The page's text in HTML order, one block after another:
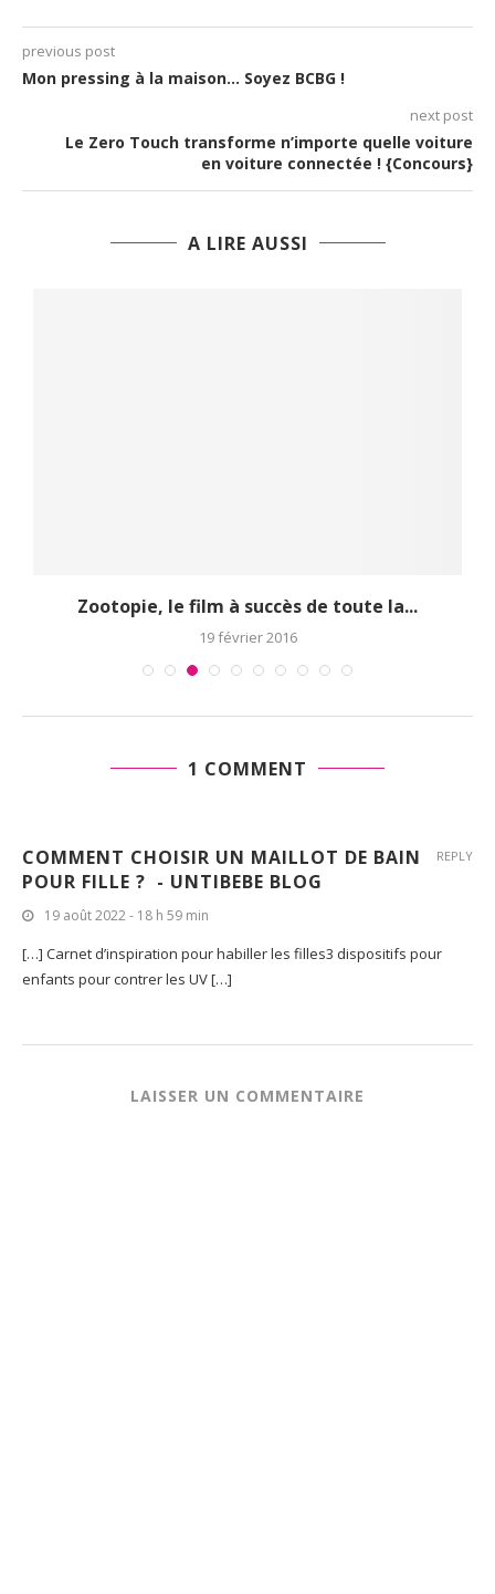
previous post
Mon pressing à la maison… Soyez BCBG !
next post
Le Zero Touch transforme n’importe quelle voiture
en voiture connectée ! {Concours}
A LIRE AUSSI
Zootopie, le film à succès de toute la...
19 février 2016
1 COMMENT
COMMENT CHOISIR UN MAILLOT DE BAIN
POUR FILLE ? - UNTIBEBE BLOG
19 août 2022 - 18 h 59 min
[…] Carnet d’inspiration pour habiller les filles3 dispositifs pour
enfants pour contrer les UV […]
REPLY
LAISSER UN COMMENTAIRE